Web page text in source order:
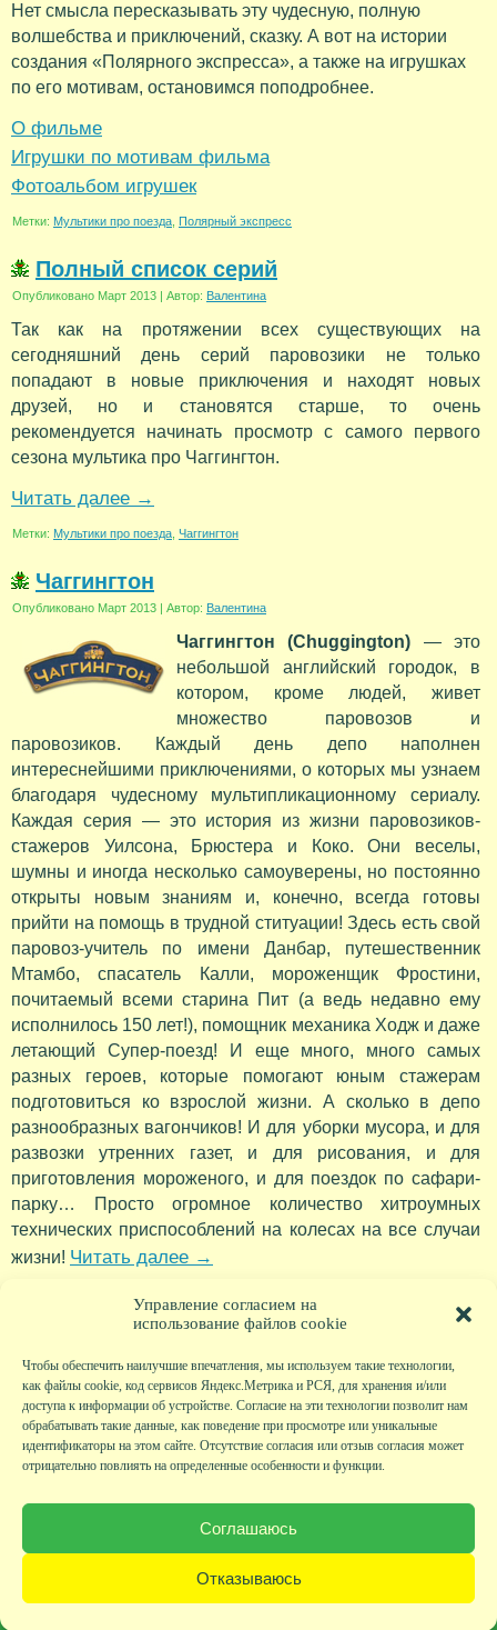
Управление согласием на
использование файлов cookie
Чтобы обеспечить наилучшие впечатления, мы используем такие технологии,
как файлы cookie, код сервисов Яндекс.Метрика и РСЯ, для хранения и/или
доступа к информации об устройстве. Согласие на эти технологии позволит нам
обрабатывать такие данные, как поведение при просмотре или уникальные
идентификаторы на этом сайте. Отсутствие согласия или отзыв согласия может
отрицательно повлиять на определенные особенности и функции.
Соглашаюсь
Отказываюсь
Нет смысла пересказывать эту чудесную, полную
волшебства и приключений, сказку. А вот на истории
создания «Полярного экспресса», а также на игрушках
по его мотивам, остановимся поподробнее.
О фильме
Игрушки по мотивам фильма
Фотоальбом игрушек
Метки: Мультики про поезда Полярный экспресс
Полный список серий
Опубликовано Март 2013 | Автор: Валентина
Так как на протяжении всех существующих на
сегодняшний день серий паровозики не только
попадают в новые приключения и находят новых
друзей, но и становятся старше, то очень
рекомендуется начинать просмотр с самого первого
сезона мультика про Чаггингтон.
Читать далее →
Метки: Мультики про поезда Чаггингтон
Чаггингтон
Опубликовано Март 2013 | Автор: Валентина
Чаггингтон (Chuggington) — это
небольшой английский городок, в
котором, кроме людей, живет
множество паровозов и
паровозиков. Каждый день депо наполнен
интереснейшими приключениями, о которых мы узнаем
благодаря чудесному мультипликационному сериалу.
Каждая серия — это история из жизни паровозиков-
стажеров Уилсона, Брюстера и Коко. Они веселы,
шумны и иногда несколько самоуверены, но постоянно
открыты новым знаниям и, конечно, всегда готовы
прийти на помощь в трудной ституации! Здесь есть свой
паровоз-учитель по имени Данбар, путешественник
Мтамбо, спасатель Калли, мороженщик Фростини,
почитаемый всеми старина Пит (а ведь недавно ему
исполнилось 150 лет!), помощник механика Ходж и даже
летающий Супер-поезд! И еще много, много самых
разных героев, которые помогают юным стажерам
подготовиться ко взрослой жизни. А сколько в депо
разнообразных вагончиков! И для уборки мусора, и для
развозки утренних газет, и для рисования, и для
приготовления мороженого, и для поездок по сафари-
парку… Просто огромное количество хитроумных
технических приспособлений на колесах на все случаи
жизни! Читать далее →